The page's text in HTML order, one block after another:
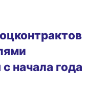
начала года